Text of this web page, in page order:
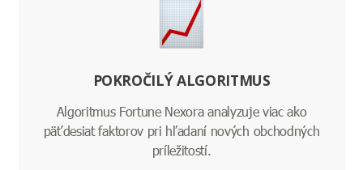
POKROČILÝ ALGORITMUS
Algoritmus Fortune Nexora analyzuje viac ako
päťdesiat faktorov pri hľadaní nových obchodných
príležitostí.